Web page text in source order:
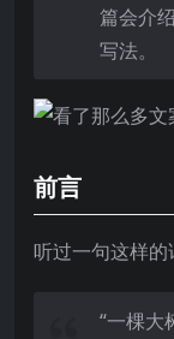
篇会介
写法。
前言
听过一句这样的
“一棵大